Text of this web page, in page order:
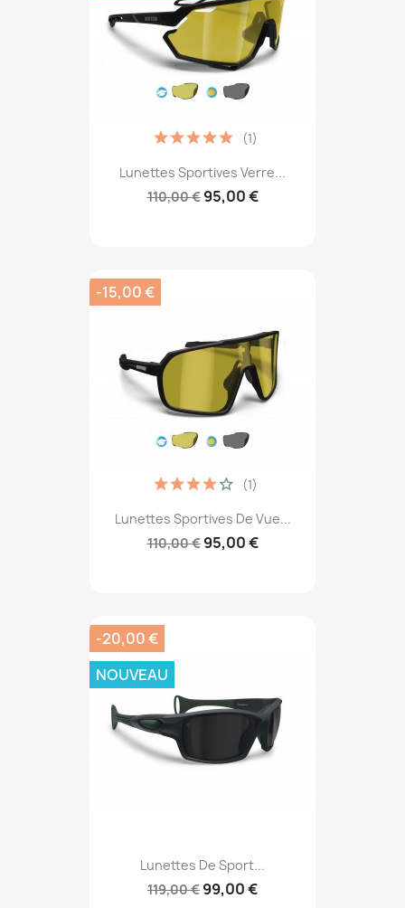
Lunettes Sportives Verre...
110,00 € 95,00 €
(1)
Lunettes Sportives De Vue...
110,00 € 95,00 €
(1)
-15,00 €
Lunettes De Sport...
119,00 € 99,00 €
-20,00 €
NOUVEAU